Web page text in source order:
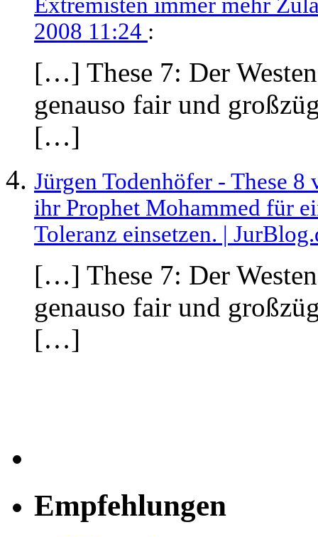
Extremisten immer mehr
2008 11:24 :
[…] These 7: Der
genauso fair und
[…]
Jürgen Todenhöfer - These
ihr Prophet Mohammed für
Toleranz einsetzen. |
[…] These 7: Der
genauso fair und
[…]
Empfehlungen